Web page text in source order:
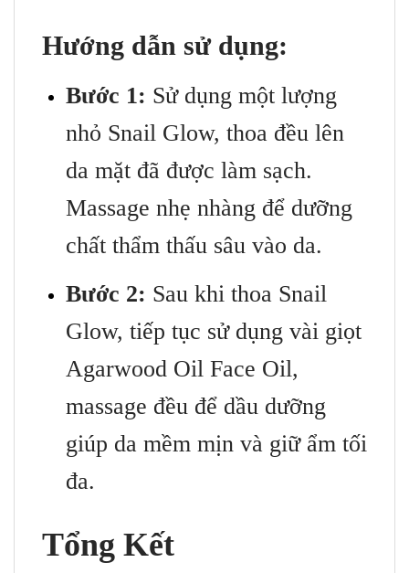
Hướng dẫn sử dụng:
Bước 1: Sử dụng một lượng
nhỏ Snail Glow, thoa đều lên
da mặt đã được làm sạch.
Massage nhẹ nhàng để dưỡng
chất thẩm thấu sâu vào da.
Bước 2: Sau khi thoa Snail
Glow, tiếp tục sử dụng vài giọt
Agarwood Oil Face Oil,
massage đều để dầu dưỡng
giúp da mềm mịn và giữ ẩm tối
đa.
Tổng Kết